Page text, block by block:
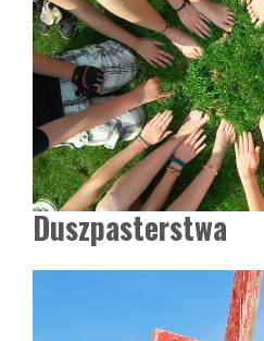
Duszpasterstwa